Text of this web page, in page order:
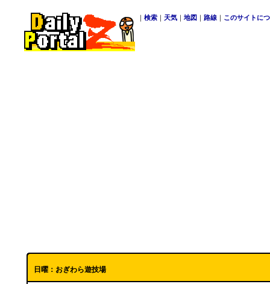
｜ 検索 ｜ 天気 ｜ 地図 ｜ 路線 ｜ このサイトに
日曜：おぎわら遊技場